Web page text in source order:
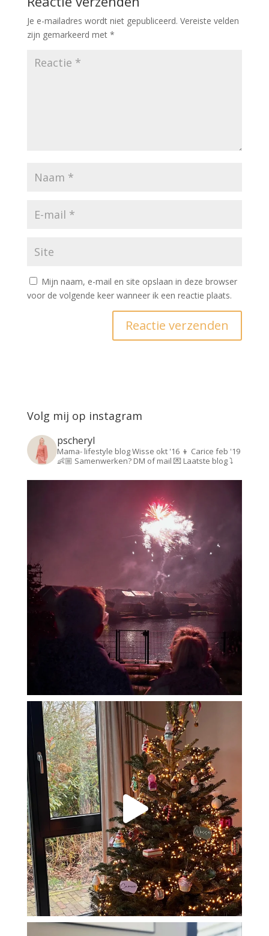
Je e-mailadres wordt niet gepubliceerd. Vereiste velden
zijn gemarkeerd met *
Mijn naam, e-mail en site opslaan in deze browser
voor de volgende keer wanneer ik een reactie plaats.
Volg mij op instagram
pscheryl
Mama- lifestyle blogWisse okt '16 👦 Carice feb '19
👶🏼 Samenwerken? DM of mail 💌Laatste blog ⤵️